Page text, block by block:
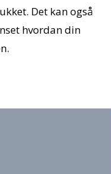
Det kan også
hvordan din